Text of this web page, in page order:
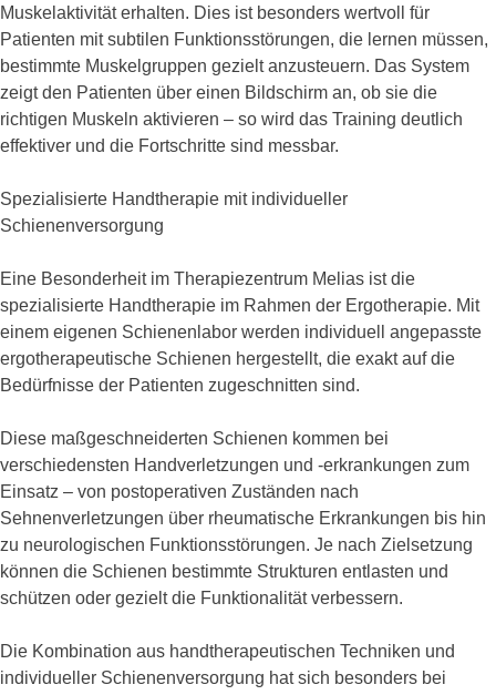
Muskelaktivität erhalten. Dies ist besonders wertvoll für
Patienten mit subtilen Funktionsstörungen, die lernen müssen,
bestimmte Muskelgruppen gezielt anzusteuern. Das System
zeigt den Patienten über einen Bildschirm an, ob sie die
richtigen Muskeln aktivieren – so wird das Training deutlich
effektiver und die Fortschritte sind messbar.
Spezialisierte Handtherapie mit individueller
Schienenversorgung
Eine Besonderheit im Therapiezentrum Melias ist die
spezialisierte Handtherapie im Rahmen der Ergotherapie. Mit
einem eigenen Schienenlabor werden individuell angepasste
ergotherapeutische Schienen hergestellt, die exakt auf die
Bedürfnisse der Patienten zugeschnitten sind.
Diese maßgeschneiderten Schienen kommen bei
verschiedensten Handverletzungen und -erkrankungen zum
Einsatz – von postoperativen Zuständen nach
Sehnenverletzungen über rheumatische Erkrankungen bis hin
zu neurologischen Funktionsstörungen. Je nach Zielsetzung
können die Schienen bestimmte Strukturen entlasten und
schützen oder gezielt die Funktionalität verbessern.
Die Kombination aus handtherapeutischen Techniken und
individueller Schienenversorgung hat sich besonders bei